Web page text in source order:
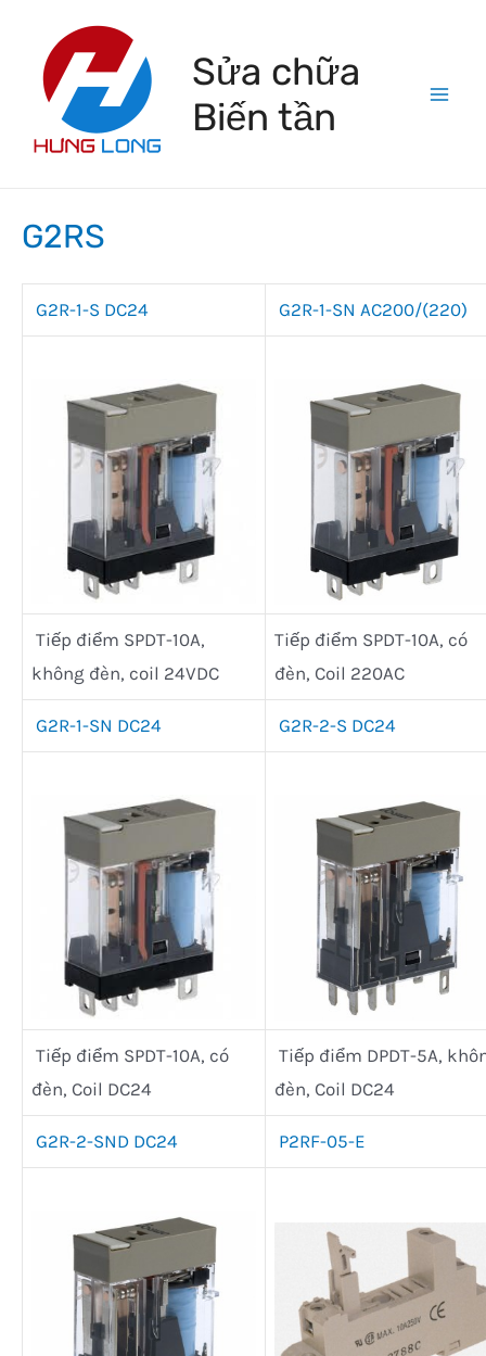
content
Sửa chữa
Biến tần
G2RS
G2R-1-S DC24 G2R-1-SN AC200/(220)
Tiếp điểm SPDT-10A,
không đèn, coil 24VDC
Tiếp điểm SPDT-10A, có
đèn, Coil 220AC
G2R-1-SN DC24 G2R-2-S DC24
Tiếp điểm SPDT-10A, có
đèn, Coil DC24
Tiếp điểm DPDT-5A,
đèn, Coil DC24
G2R-2-SND DC24 P2RF-05-E